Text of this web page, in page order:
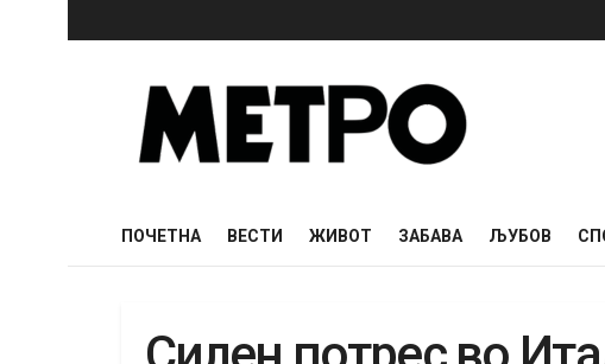
ПОЧЕТНА ВЕСТИ ЖИВОТ ЗАБАВА ЉУБОВ